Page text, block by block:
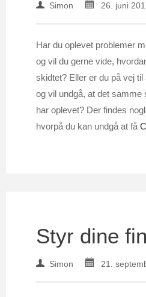
Simon 26. juni
Har du oplevet problemer
og vil du gerne vide,
skidtet? Eller er du på vej
og vil undgå, at det samme
har oplevet? Der findes
hvorpå du kan undgå at få
Styr dine
Simon 21.